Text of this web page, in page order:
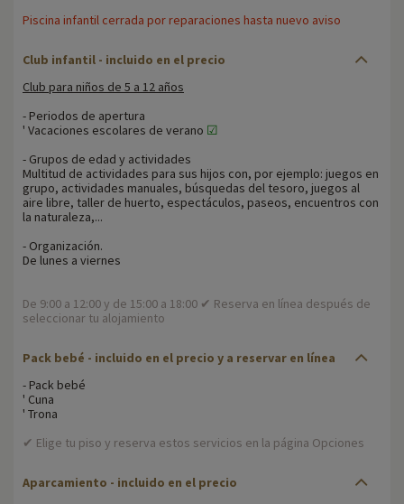
Piscina infantil cerrada por reparaciones hasta nuevo aviso
Club infantil - incluido en el precio
Club para niños de 5 a 12 años
- Periodos de apertura
' Vacaciones escolares de verano ☑
- Grupos de edad y actividades
Multitud de actividades para sus hijos con, por ejemplo: juegos en
grupo, actividades manuales, búsquedas del tesoro, juegos al
aire libre, taller de huerto, espectáculos, paseos, encuentros con
la naturaleza,...
- Organización.
De lunes a viernes
De 9:00 a 12:00 y de 15:00 a 18:00 ✔ Reserva en línea después de
seleccionar tu alojamiento
Pack bebé - incluido en el precio y a reservar en línea
- Pack bebé
' Cuna
' Trona
✔ Elige tu piso y reserva estos servicios en la página Opciones
Aparcamiento - incluido en el precio